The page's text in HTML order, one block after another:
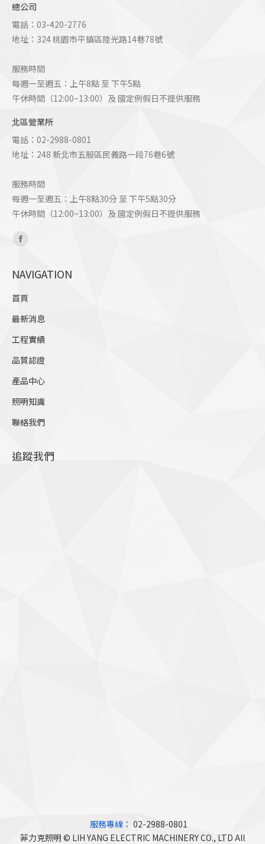
總公司
電話：03-420-2776
地址：324 桃園市平鎮區陸光路14巷78號
服務時間
每週一至週五：上午8點 至 下午5點
午休時間（12:00~13:00）及 國定例假日不提供服務
北區營業所
電話：02-2988-0801
地址：248 新北市五股區民義路一段76巷6號
服務時間
每週一至週五：上午8點30分 至 下午5點30分
午休時間（12:00~13:00）及 國定例假日不提供服務
Find us on:
Facebook
opens
window
NAVIGATION
首頁
最新消息
工程實績
品質認證
產品中心
照明知識
聯絡我們
追蹤我們
服務專線： 02-2988-0801
菲力克照明 © LIH YANG ELECTRIC MACHINERY CO., LTD All